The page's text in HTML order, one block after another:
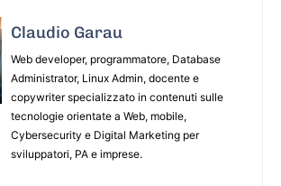
Claudio Garau
Web developer, programmatore, Database
Administrator, Linux Admin, docente e
copywriter specializzato in contenuti sulle
tecnologie orientate a Web, mobile,
Cybersecurity e Digital Marketing per
sviluppatori, PA e imprese.